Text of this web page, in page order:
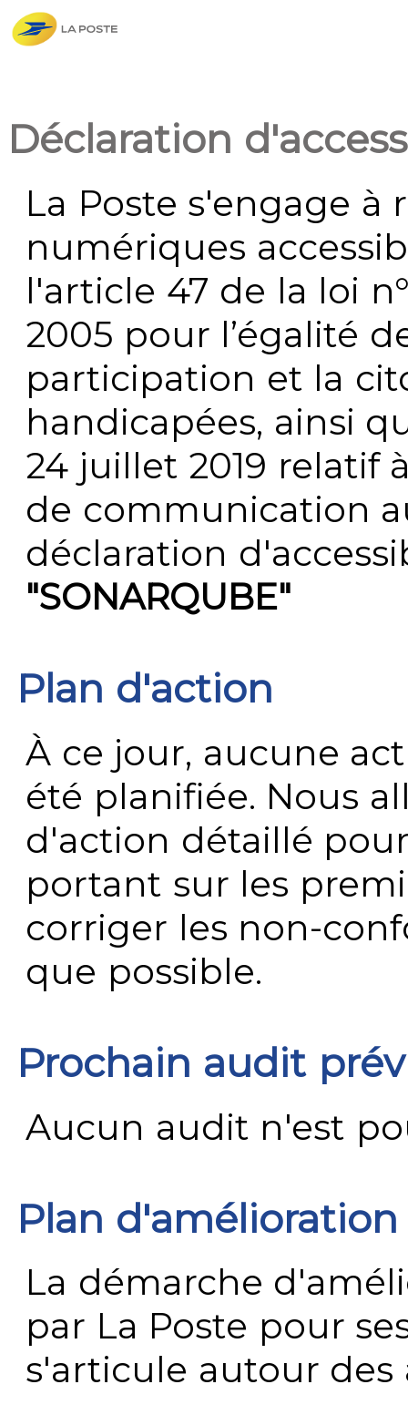
Déclaration
La Poste s'engage à
numériques
l'article 47 de la loi
2005 pour l’égalité
participation et la
handicapées, ainsi
24 juillet 2019 relatif
de communication
déclaration
"SONARQUBE"
Plan d'action
À ce jour, aucune
été planifiée. Nous
d'action détaillé
portant sur les
corriger les non-
que possible.
Prochain audit
Aucun audit n'est
Plan
La démarche
par La Poste pour
s'articule autour des